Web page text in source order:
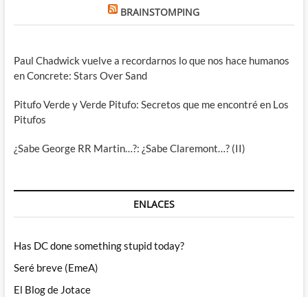
BRAINSTOMPING
Paul Chadwick vuelve a recordarnos lo que nos hace humanos
en Concrete: Stars Over Sand
Pitufo Verde y Verde Pitufo: Secretos que me encontré en Los
Pitufos
¿Sabe George RR Martin…?: ¿Sabe Claremont…? (II)
ENLACES
Has DC done something stupid today?
Seré breve (EmeA)
El Blog de Jotace